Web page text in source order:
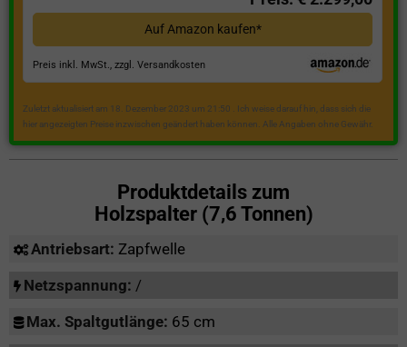
Auf Amazon kaufen*
Preis inkl. MwSt., zzgl. Versandkosten
Zuletzt aktualisiert am 18. Dezember 2023 um 21:50 . Ich weise darauf hin, dass sich die
hier angezeigten Preise inzwischen geändert haben können. Alle Angaben ohne Gewähr.
Produktdetails zum
Holzspalter (7,6 Tonnen)
Antriebsart: Zapfwelle
Netzspannung: /
Max. Spaltgutlänge: 65 cm